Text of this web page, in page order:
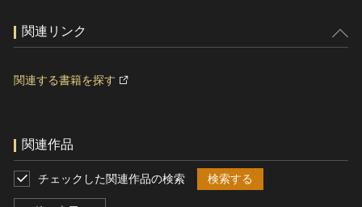
関連リンク
関連する書籍を探す
関連作品
チェックした関連作品の検索 検索する